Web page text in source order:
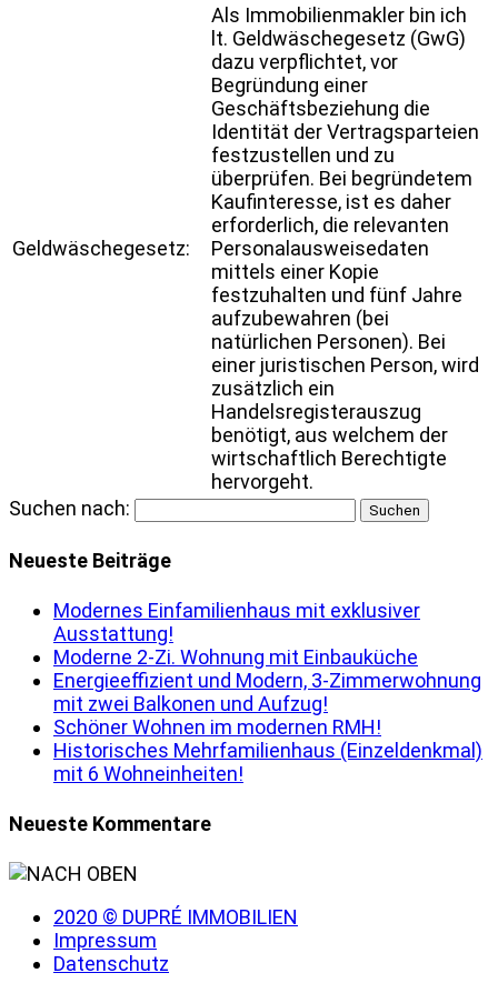
Geldwäschegesetz:
Als Immobilienmakler bin ich
lt. Geldwäschegesetz (GwG)
dazu verpflichtet, vor
Begründung einer
Geschäftsbeziehung die
Identität der Vertragsparteien
festzustellen und zu
überprüfen. Bei begründetem
Kaufinteresse, ist es daher
erforderlich, die relevanten
Personalausweisedaten
mittels einer Kopie
festzuhalten und fünf Jahre
aufzubewahren (bei
natürlichen Personen). Bei
einer juristischen Person, wird
zusätzlich ein
Handelsregisterauszug
benötigt, aus welchem der
wirtschaftlich Berechtigte
hervorgeht.
Suchen nach:
Neueste Beiträge
Modernes Einfamilienhaus mit exklusiver
Ausstattung!
Moderne 2-Zi. Wohnung mit Einbauküche
Energieeffizient und Modern, 3-Zimmerwohnung
mit zwei Balkonen und Aufzug!
Schöner Wohnen im modernen RMH!
Historisches Mehrfamilienhaus (Einzeldenkmal)
mit 6 Wohneinheiten!
Neueste Kommentare
2020 © DUPRÉ IMMOBILIEN
Impressum
Datenschutz